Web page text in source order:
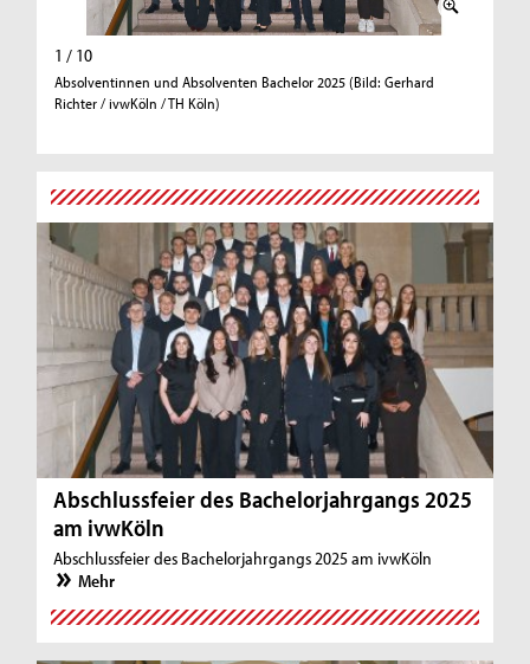
1 / 10
Absolventinnen und Absolventen Bachelor 2025 (Bild: Gerhard
Richter / ivwKöln / TH Köln)
Abschlussfeier des Bachelorjahrgangs 2025
am ivwKöln
Abschlussfeier des Bachelorjahrgangs 2025 am ivwKöln
Mehr